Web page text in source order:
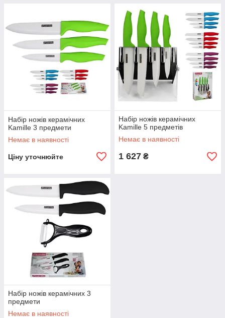
Набір ножів керамічних
Kamille 3 предмети
Немає в наявності
Ціну уточнюйте
Набір ножів керамічних
Kamille 5 предметів
Немає в наявності
1 627 ₴
Набір ножів керамічних 3
предмети
Немає в наявності